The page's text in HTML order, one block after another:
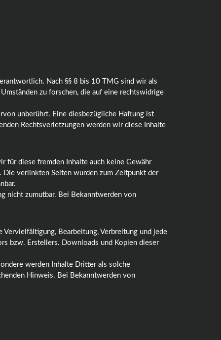
Nach §§ 8 bis 10 TMG sind wir als
zu forschen, die auf eine rechtswidrige
unberührt. Eine diesbezügliche Haftung ist
Rechtsverletzungen werden wir diese Inhalte
für diese fremden Inhalte auch keine Gewähr
verlinkten Seiten wurden zum Zeitpunkt der
nicht zumutbar. Bei Bekanntwerden von
Bearbeitung, Verbreitung und jede
bzw. Erstellers. Downloads und Kopien dieser
werden Inhalte Dritter als solche
Hinweis. Bei Bekanntwerden von